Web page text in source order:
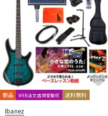
新品 WEB注文店頭受取可 送料無料
Ibanez